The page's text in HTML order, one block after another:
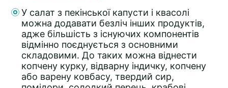
У салат з пекінської капусти і квасолі
можна додавати безліч інших продуктів,
адже більшість з існуючих компонентів
відмінно поєднується з основними
складовими. До таких можна віднести
копчену курку, відварну індичку, копчену
або варену ковбасу, твердий сир,